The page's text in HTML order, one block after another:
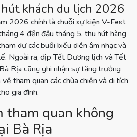
khách du lịch 2026
2026 chính là chuỗi sự kiện V-Fest
4 đến đầu tháng 5, thu hút hàng
dự các buổi biểu diễn âm nhạc và
Ngoài ra, dịp Tết Dương lịch và Tết
Rịa cũng ghi nhận sự tăng trưởng
tham quan các chùa chiền và di tích
gia đình.
tham quan không
Bà Rịa